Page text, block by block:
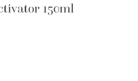
150ml